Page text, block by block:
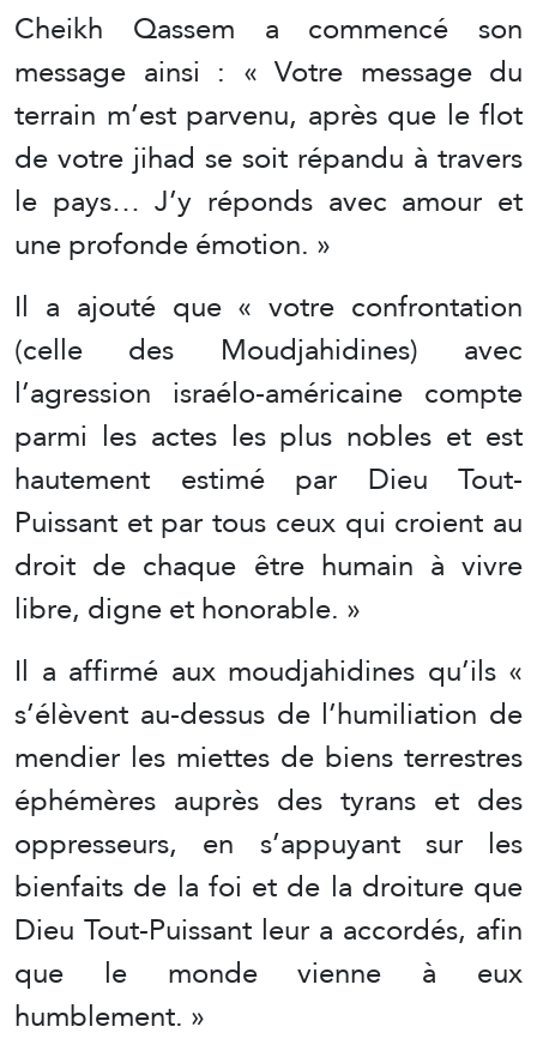
Cheikh Qassem a commencé son
message ainsi : « Votre message du
terrain m’est parvenu, après que le flot
de votre jihad se soit répandu à travers
le pays… J’y réponds avec amour et
une profonde émotion. »
Il a ajouté que « votre confrontation
(celle des Moudjahidines) avec
l’agression israélo-américaine compte
parmi les actes les plus nobles et est
hautement estimé par Dieu Tout-
Puissant et par tous ceux qui croient au
droit de chaque être humain à vivre
libre, digne et honorable. »
Il a affirmé aux moudjahidines qu’ils «
s’élèvent au-dessus de l’humiliation de
mendier les miettes de biens terrestres
éphémères auprès des tyrans et des
oppresseurs, en s’appuyant sur les
bienfaits de la foi et de la droiture que
Dieu Tout-Puissant leur a accordés, afin
que le monde vienne à eux
humblement. »